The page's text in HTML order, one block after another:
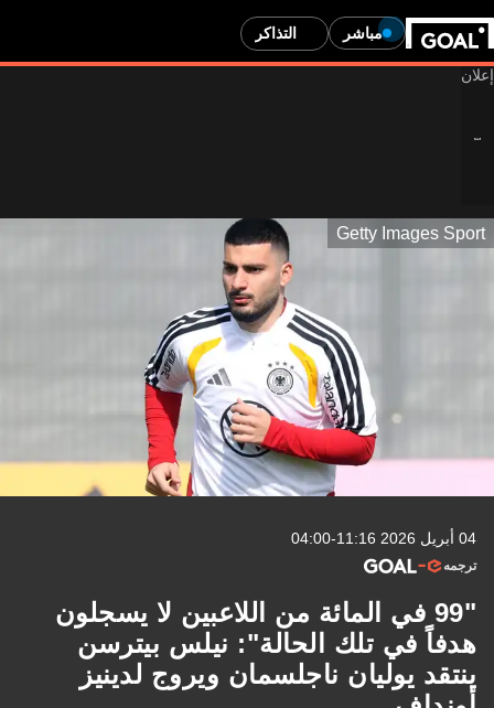
مباشر التذاكر
Getty Images Sport
04 أبريل 2026 11:16-04:00
ترجمه
"99 في المائة من اللاعبين لا يسجلون
هدفاً في تلك الحالة": نيلس بيترسن
ينتقد يوليان ناجلسمان ويروج لدينيز